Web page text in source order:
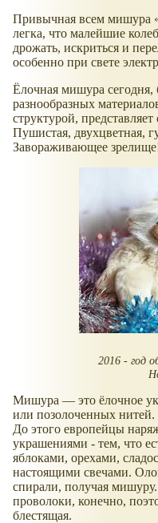
Привычная всем мишура
легка, что малейшие
дрожать, искриться и
особенно при свете
Ёлочная мишура сегодня,
разнообразных
структурой,
Пушистая, двухцветная,
Завораживающее
2016 - год
Мишура — это ёлочное
или позолоченных
До этого европейцы
украшениями - тем, что
яблоками, орехами,
настоящими свечами.
спирали, получая
проволоки, конечно,
блестящая.